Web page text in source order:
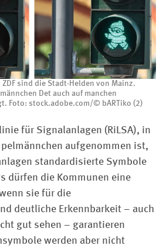
sind die Stadt-Helden von Mainz.
Det auch auf manchen
Foto: stock.adobe.com/© bARTiko (2)
für Signalanlagen (RiLSA), in
aufgenommen ist,
standardisierte Symbole
dürfen die Kommunen eine
sie für die
deutliche Erkennbarkeit – auch
gut sehen – garantieren
werden aber nicht